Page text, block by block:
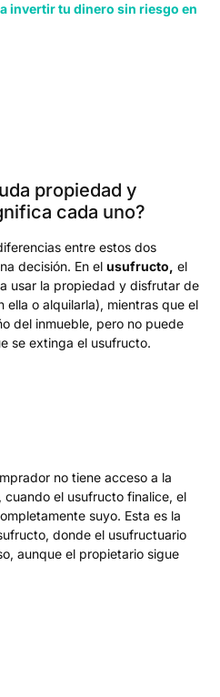
invertir tu dinero sin riesgo en
propiedad y
cada uno?
entre estos dos
decisión. En elusufructo, el
usar la propiedad y disfrutar de
ella o alquilarla), mientras que el
del inmueble, pero no puede
se extinga el usufructo.
no tiene acceso a la
el usufructo finalice, el
suyo. Esta es la
donde el usufructuario
aunque el propietario sigue